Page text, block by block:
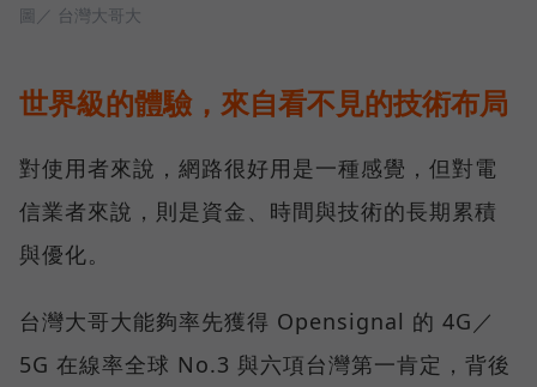
圖／ 台灣大哥大
世界級的體驗，來自看不見的技術布局
對使用者來說，網路很好用是一種感覺，但對電
信業者來說，則是資金、時間與技術的長期累積
與優化。
台灣大哥大能夠率先獲得 Opensignal 的 4G／
5G 在線率全球 No.3 與六項台灣第一肯定，背後